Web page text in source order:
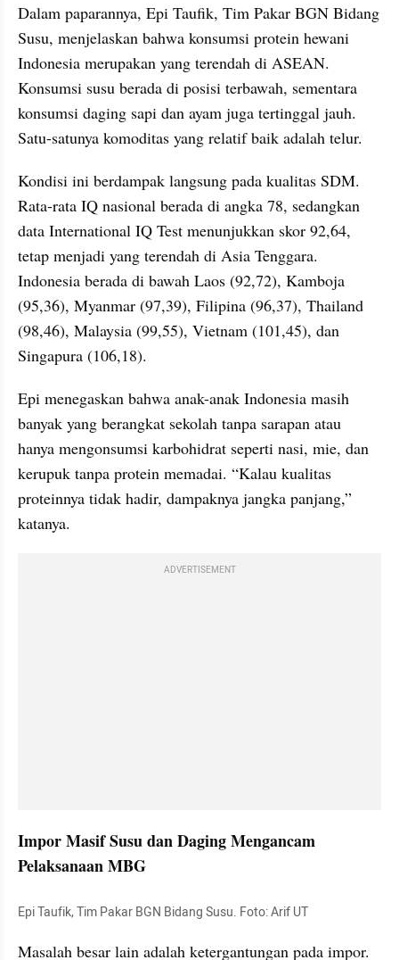
Dalam paparannya, Epi Taufik, Tim Pakar BGN Bidang
Susu, menjelaskan bahwa konsumsi protein hewani
Indonesia merupakan yang terendah di ASEAN.
Konsumsi susu berada di posisi terbawah, sementara
konsumsi daging sapi dan ayam juga tertinggal jauh.
Satu-satunya komoditas yang relatif baik adalah telur.
Kondisi ini berdampak langsung pada kualitas SDM.
Rata-rata IQ nasional berada di angka 78, sedangkan
data International IQ Test menunjukkan skor 92,64,
tetap menjadi yang terendah di Asia Tenggara.
Indonesia berada di bawah Laos (92,72), Kamboja
(95,36), Myanmar (97,39), Filipina (96,37), Thailand
(98,46), Malaysia (99,55), Vietnam (101,45), dan
Singapura (106,18).
Epi menegaskan bahwa anak-anak Indonesia masih
banyak yang berangkat sekolah tanpa sarapan atau
hanya mengonsumsi karbohidrat seperti nasi, mie, dan
kerupuk tanpa protein memadai. “Kalau kualitas
proteinnya tidak hadir, dampaknya jangka panjang,”
katanya.
ADVERTISEMENT
Impor Masif Susu dan Daging Mengancam
Pelaksanaan MBG
Epi Taufik, Tim Pakar BGN Bidang Susu. Foto: Arif UT
Masalah besar lain adalah ketergantungan pada impor.